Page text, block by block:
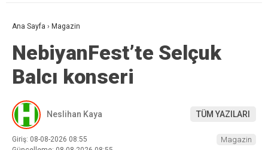
Ana Sayfa › Magazin
NebiyanFest’te Selçuk
Balcı konseri
Neslihan Kaya TÜM YAZILARI
Giriş: 08-08-2026 08:55
Magazin